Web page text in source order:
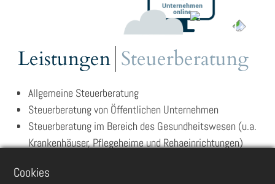
Leistungen Steuerberatung
Allgemeine Steuerberatung
Steuerberatung von Öffentlichen Unternehmen
Steuerberatung im Bereich des Gesundheitswesen (u.a.
Krankenhäuser, Pflegeheime und Rehaeinrichtungen)
Vertretung vor den Finanzbehörden
Cookies